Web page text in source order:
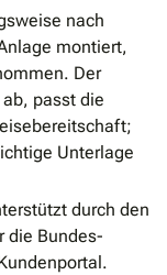
nach
montiert,
Der
passt die
Unterlage
durch den
die Bundes-